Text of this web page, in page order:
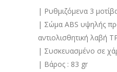
| Ρυθμιζόμενα 3
| Σώμα ABS υψηλής
αντιολισθητική λαβή
| Συσκευασμένο σε
| Βάρος : 83 gr